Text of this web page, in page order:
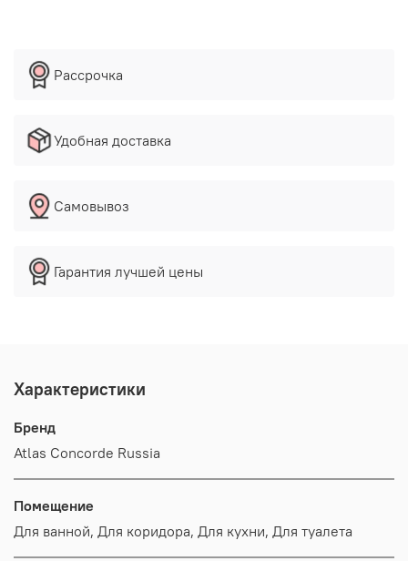
Рассрочка
Удобная доставка
Самовывоз
Гарантия лучшей цены
Характеристики
Бренд
Atlas Concorde Russia
Помещение
Для ванной, Для коридора, Для кухни, Для туалета